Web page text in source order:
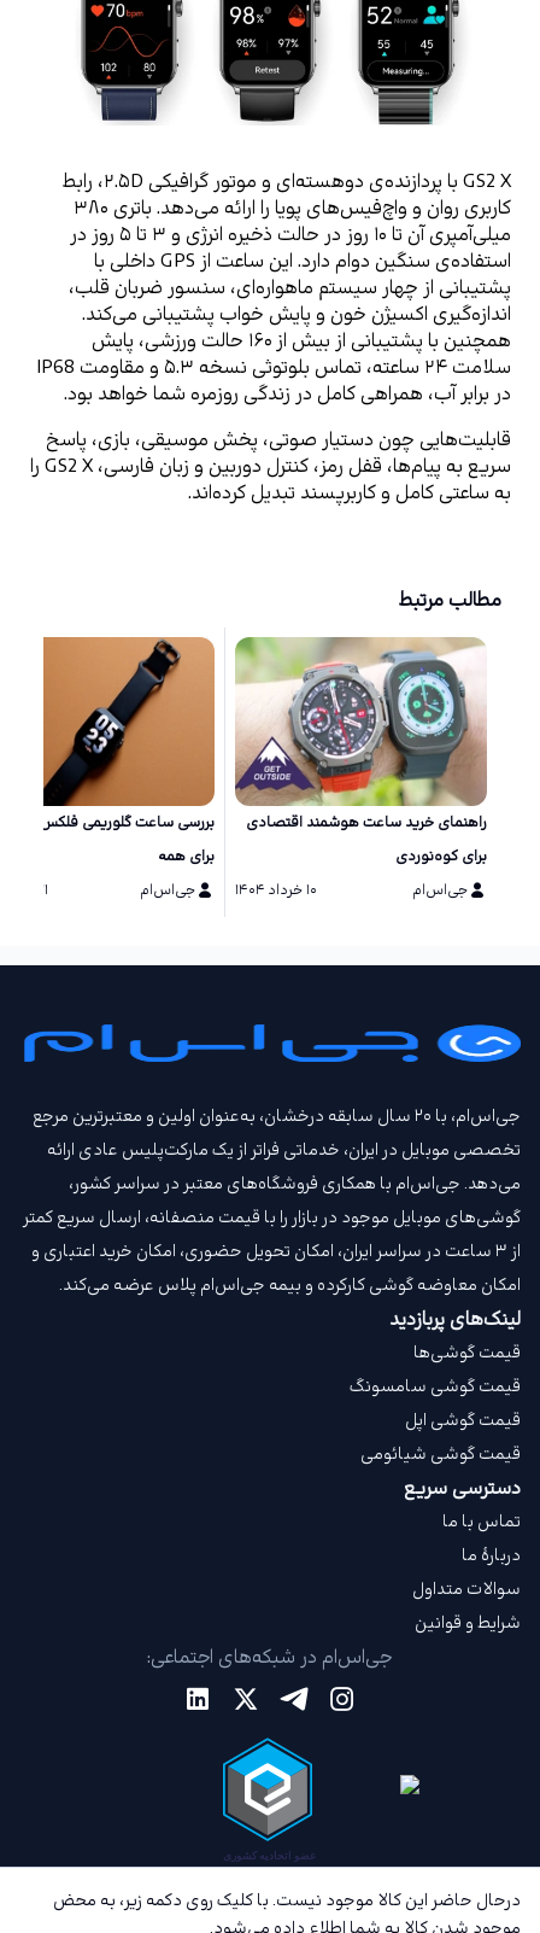
در برابر آب، همراهی کامل در زندگی روزمره شما خواهد بود.
به ساعتی کامل و کاربرپسند تبدیل کرده‌اند.
مطالب مرتبط
راهنمای خرید ساعت هوشمند اقتصادی
برای کوه‌نوردی
جی‌اس‌ام
۱۰ خرداد ۱۴۰۴
بررسی ساعت گلوریمی فلکس؛ واچ
برای همه
جی‌اس‌ام
۲۱ اسفند ۱۴۰۳
درحال حاضر این کالا موجود نیست. با کلیک روی دکمه زیر، به محض
جی‌اس‌ام، با ۲۰ سال سابقه درخشان، به‌عنوان اولین و معتبرترین مرجع
تخصصی موبایل در ایران، خدماتی فراتر از یک مارکت‌پلیس عادی ارائه
می‌دهد. جی‌اس‌ام با همکاری فروشگاه‌های معتبر در سراسر کشور،
گوشی‌های موبایل موجود در بازار را با قیمت‌ منصفانه، ارسال سریع کمتر
از ۳ ساعت در سراسر ایران، امکان تحویل حضوری، امکان خرید اعتباری و
امکان معاوضه گوشی کارکرده و بیمه جی‌اس‌ام‌ پلاس عرضه می‌کند.
لینک‌های پربازدید
قیمت گوشی‌ها
قیمت گوشی سامسونگ
قیمت گوشی اپل
قیمت گوشی شیائومی
دسترسی سریع
تماس با ما
دربارهٔ ما
سوالات متداول
شرایط و قوانین
جی‌اس‌ام در شبکه‌های اجتماعی: